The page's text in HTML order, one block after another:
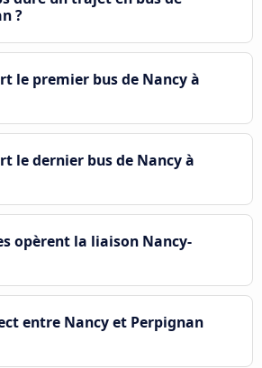
?
le premier bus de Nancy à
le dernier bus de Nancy à
opèrent la liaison Nancy-
entre Nancy et Perpignan